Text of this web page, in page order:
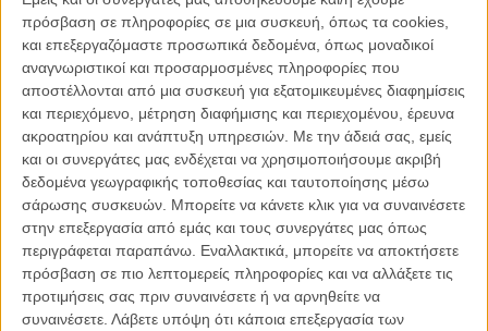
πρόσβαση σε πληροφορίες σε μια συσκευή, όπως τα cookies,
και επεξεργαζόμαστε προσωπικά δεδομένα, όπως μοναδικοί
αναγνωριστικοί και προσαρμοσμένες πληροφορίες που
αποστέλλονται από μια συσκευή για εξατομικευμένες διαφημίσεις
και περιεχόμενο, μέτρηση διαφήμισης και περιεχομένου, έρευνα
ακροατηρίου και ανάπτυξη υπηρεσιών. Με την άδειά σας, εμείς
και οι συνεργάτες μας ενδέχεται να χρησιμοποιήσουμε ακριβή
δεδομένα γεωγραφικής τοποθεσίας και ταυτοποίησης μέσω
σάρωσης συσκευών. Μπορείτε να κάνετε κλικ για να συναινέσετε
στην επεξεργασία από εμάς και τους συνεργάτες μας όπως
περιγράφεται παραπάνω. Εναλλακτικά, μπορείτε να αποκτήσετε
πρόσβαση σε πιο λεπτομερείς πληροφορίες και να αλλάξετε τις
προτιμήσεις σας πριν συναινέσετε ή να αρνηθείτε να
συναινέσετε. Λάβετε υπόψη ότι κάποια επεξεργασία των
κι αν η απόσταση από το σοσιαλιστικό ρεαλισμό των πρωτοπόρων
κινηματογραφιστών της πρώην Σοβιετικής Ενωσης μέχρι την
αεικίνητη κάμερα στο χέρι του Γκρίνγκρας μοιάζει αχανής, το
αποτέλεσμα είναι ένα: δηλώνοντας το παρόν στις λαϊκές
επαναστάσεις - τη στιγμή που συμβαίνουν, είτε μεταγενέστερα - το
σινεμά υπήρξε ακόμη ένας μοχλός πίεσης προς τις κυβερνήσεις, τα
καθεστώτα και τον «παλιό κόσμο». Εκφράζοντας κάθε φορά -
άλλοτε με έμμεσο και άλλοτε με ευθύ τρόπο, άλλοτε ορθά και άλλοτε
προπαγανδιστικά – όλα όσα δεν μπόρεσαν ποτέ να ειπωθούν από
τις μάζες.
Κάποτε υπήρξαμε επαναστάτες
Μάης του 68'